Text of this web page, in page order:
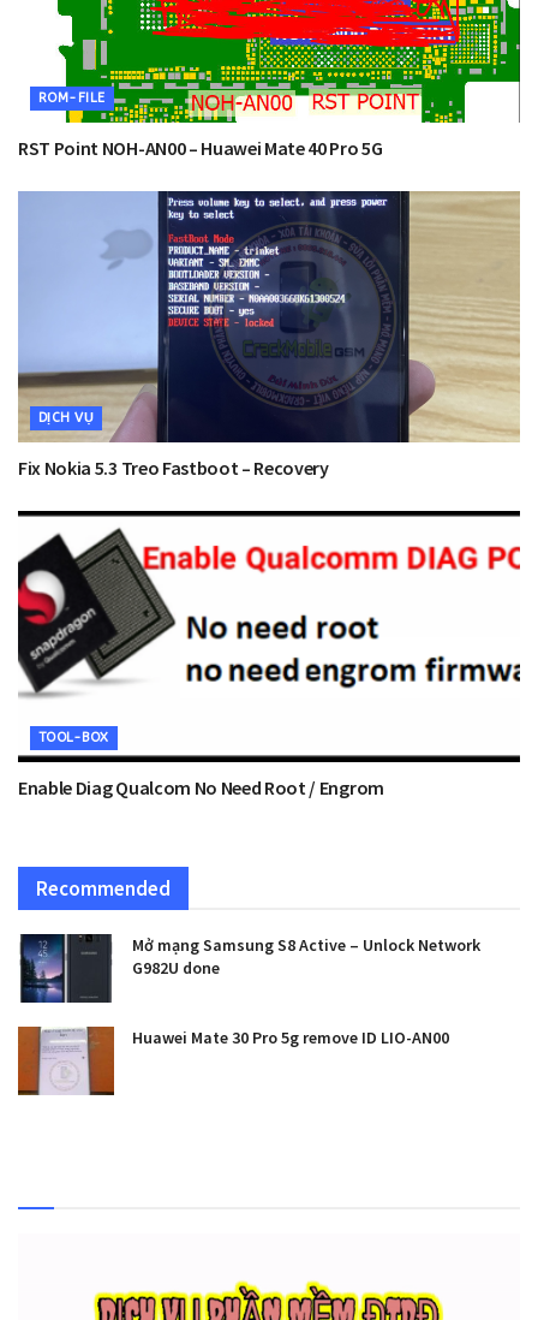
ROM-FILE
RST Point NOH-AN00 – Huawei Mate 40 Pro 5G
DỊCH VỤ
Fix Nokia 5.3 Treo Fastboot – Recovery
TOOL-BOX
Enable Diag Qualcom No Need Root / Engrom
Recommended
Mở mạng Samsung S8 Active – Unlock Network
G982U done
Huawei Mate 30 Pro 5g remove ID LIO-AN00